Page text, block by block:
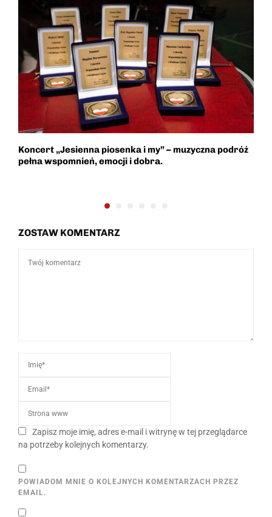
Koncert „Jesienna piosenka i my” – muzyczna podróż
pełna wspomnień, emocji i dobra.
ZOSTAW KOMENTARZ
Zapisz moje imię, adres e-mail i witrynę w tej przeglądarce
na potrzeby kolejnych komentarzy.
POWIADOM MNIE O KOLEJNYCH KOMENTARZACH PRZEZ
EMAIL.